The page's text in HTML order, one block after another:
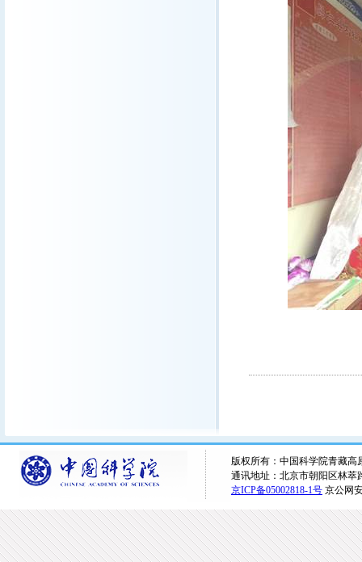
版权所有：中国科学院青藏高
通讯地址：北京市朝阳区林萃
京ICP备05002818-1号 京公网